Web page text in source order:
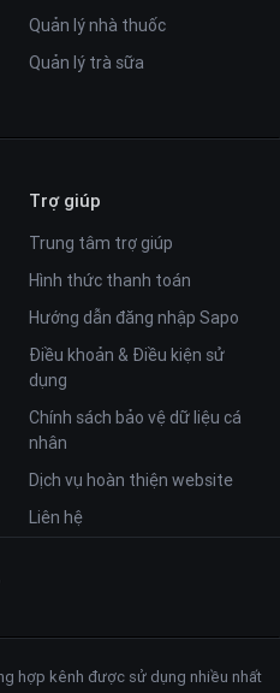
Quản lý nhà thuốc
Quản lý trà sữa
Trợ giúp
Trung tâm trợ giúp
Hình thức thanh toán
Hướng dẫn đăng nhập Sapo
Điều khoản & Điều kiện sử
dụng
Chính sách bảo vệ dữ liệu cá
nhân
Dịch vụ hoàn thiện website
Liên hệ
hợp kênh được sử dụng nhiều nhất